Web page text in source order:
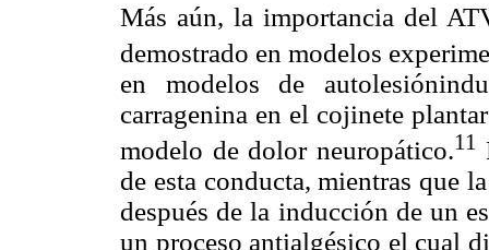
Más aún, la importancia del
demostrado en modelos
en modelos de
carragenina en el cojinete
modelo de dolor neuropático.11
de esta conducta, mientras que
después de la inducción de un
un proceso antialgésico el cual